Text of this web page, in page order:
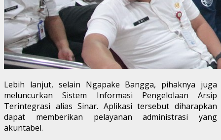
Lebih lanjut, selain Ngapake Bangga, pihaknya juga
meluncurkan Sistem Informasi Pengelolaan Arsip
Terintegrasi alias Sinar. Aplikasi tersebut diharapkan
dapat memberikan pelayanan administrasi yang
akuntabel.